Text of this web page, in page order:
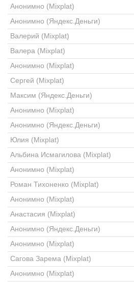
Анонимно (Mixplat)
Анонимно (Яндекс.Деньги)
Валерий (Mixplat)
Валера (Mixplat)
Анонимно (Mixplat)
Сергей (Mixplat)
Максим (Яндекс.Деньги)
Анонимно (Mixplat)
Анонимно (Яндекс.Деньги)
Юлия (Mixplat)
Альбина Исмагилова (Mixplat)
Анонимно (Mixplat)
Роман Тихоненко (Mixplat)
Анонимно (Mixplat)
Анастасия (Mixplat)
Анонимно (Яндекс.Деньги)
Анонимно (Mixplat)
Сагова Зарема (Mixplat)
Анонимно (Mixplat)